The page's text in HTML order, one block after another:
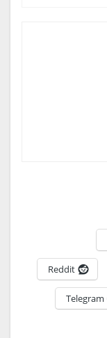
Reddit
Telegram